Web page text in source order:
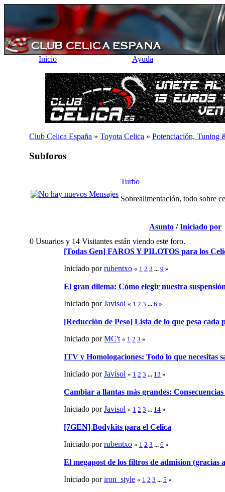
Inicio Ayuda
Club Celica España » Toyota Celica » Potenciación, Tuning
Subforos
Turbo
Sobrealimentación, todo sobre
Asunto /Iniciado por
0 Usuarios y 14 Visitantes están viendo este foro.
[Todas Gen] FAROS Y PILOTOS para los
Iniciado porrubentxo « 1 2 3 ... 9 »
El gran dilema: Cómo elegir nuestra
Iniciado porJavisol « 1 2 3 ... 6 »
[Reducción de Peso] Lista de lo que pesa cada
Iniciado porMC't « 1 2 3 »
ITV y Homologaciones: Todo lo que necesitas
Iniciado porJavisol « 1 2 3 ... 13 »
Cambiar a llantas más grandes: Consecuencias
Iniciado porJavisol « 1 2 3 ... 14 »
[7GEN] Bodykits para el Celica
Iniciado porrubentxo « 1 2 3 ... 6 »
El megapost de los filtros de admision (gracias
Iniciado poriron_style « 1 2 3 ... 5 »